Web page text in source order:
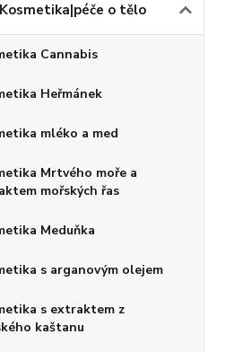
Kosmetika|péče o tělo
Cannabis
Heřmánek
mléko a med
Mrtvého moře a
mořských řas
Meduňka
s arganovým olejem
s extraktem z
kaštanu